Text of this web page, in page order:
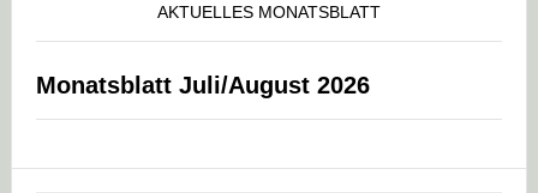
AKTUELLES MONATSBLATT
Monatsblatt Juli/August 2026